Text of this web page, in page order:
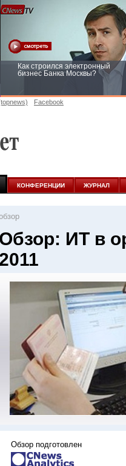
Как строился электронный
бизнес Банка Москвы?
Facebook
КОНФЕРЕНЦИИ ЖУРНАЛ
Обзор: ИТ в
2011
Обзор подготовлен